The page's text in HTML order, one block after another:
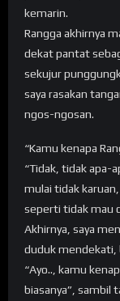
kemarin.
Rangga akhirnya
dekat pantat
sekujur
saya rasakan
ngos-ngosan.
“Kamu kenapa
“Tidak, tidak apa-
mulai tidak
seperti tidak mau
Akhirnya, saya
duduk mendekati,
“Ayo.., kamu
biasanya”, sambil